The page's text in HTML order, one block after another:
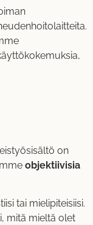
on
objektiivisia
tai mielipiteisiisi.
mitä mieltä olet